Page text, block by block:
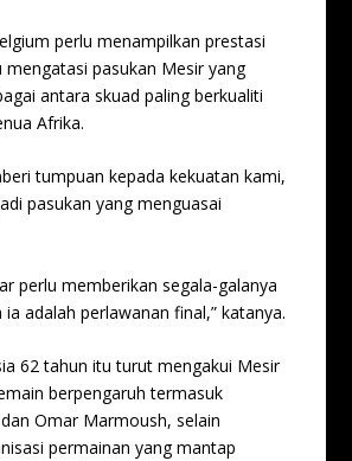
perlu menampilkan prestasi
pasukan Mesir yang
antara skuad paling berkualiti
Afrika.
tumpuan kepada kekuatan kami,
pasukan yang menguasai
perlu memberikan segala-galanya
adalah perlawanan final,” katanya.
62 tahun itu turut mengakui Mesir
berpengaruh termasuk
Omar Marmoush, selain
permainan yang mantap